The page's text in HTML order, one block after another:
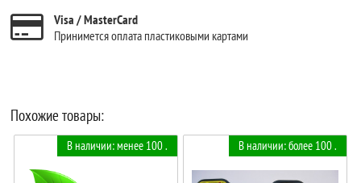
Visa / MasterCard
Принимется оплата пластиковыми картами
Похожие товары:
В наличии: менее 100 . В наличии: более 100 .